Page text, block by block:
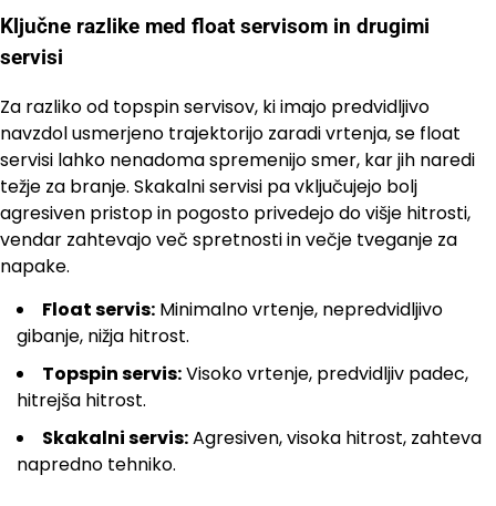
Ključne razlike med float servisom in drugimi
servisi
Za razliko od topspin servisov, ki imajo predvidljivo
navzdol usmerjeno trajektorijo zaradi vrtenja, se float
servisi lahko nenadoma spremenijo smer, kar jih naredi
težje za branje. Skakalni servisi pa vključujejo bolj
agresiven pristop in pogosto privedejo do višje hitrosti,
vendar zahtevajo več spretnosti in večje tveganje za
napake.
Float servis: Minimalno vrtenje, nepredvidljivo
gibanje, nižja hitrost.
Topspin servis:Visoko vrtenje, predvidljiv padec,
hitrejša hitrost.
Skakalni servis:Agresiven, visoka hitrost, zahteva
napredno tehniko.